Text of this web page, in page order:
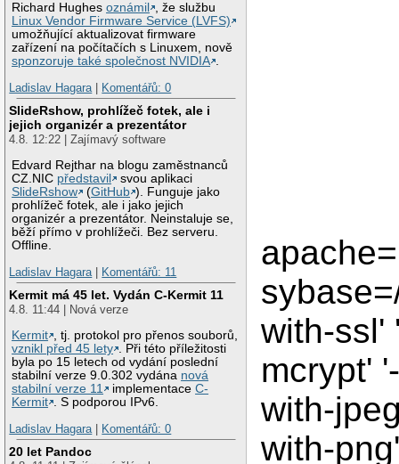
Richard Hughesoznámil
, že službu
Linux Vendor Firmware Service (LVFS)
umožňující aktualizovat firmware
zařízení na počítačích s Linuxem, nově
sponzoruje také společnost NVIDIA .
Ladislav Hagara | Komentářů: 0
SlideRshow, prohlížeč fotek, ale i
jejich organizér a prezentátor
4.8. 12:22 | Zajímavý software
Edvard Rejthar na blogu zaměstnanců
CZ.NIC představil
svou aplikaci
SlideRshow
(GitHub ). Funguje jako
prohlížeč fotek, ale i jako jejich
organizér a prezentátor. Neinstaluje se,
běží přímo v prohlížeči. Bez serveru.
Offline.
Ladislav Hagara | Komentářů: 11
Kermit má 45 let. Vydán C-Kermit 11
4.8. 11:44 | Nová verze
Kermit , tj. protokol pro přenos souborů,
vznikl před 45 lety . Při této příležitosti
byla po 15 letech od vydání poslední
stabilní verze 9.0.302 vydána nová
stabilní verze 11
implementaceC-
Kermit . S podporou IPv6.
Ladislav Hagara | Komentářů: 0
20 let Pandoc
with-ssl'
mcrypt'
with-
with-